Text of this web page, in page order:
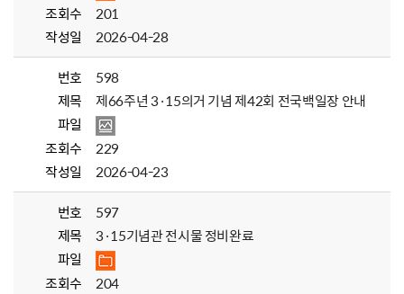
조회수
201
작성일
2026-04-28
번호
598
제목
제66주년 3·15의거 기념 제42회 전국백일장 안내
파일
조회수
229
작성일
2026-04-23
번호
597
제목
3·15기념관 전시물 정비완료
파일
조회수
204